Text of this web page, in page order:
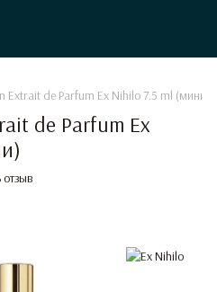
Extrait de Parfum Ex Nihilo 7.5 ml (мини)
de Parfum Ex
отзыв